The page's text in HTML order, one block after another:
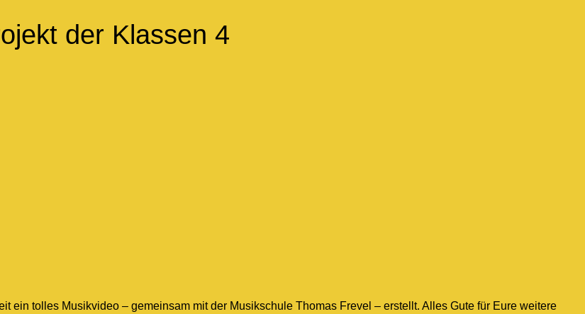
der Klassen 4
ein tolles Musikvideo – gemeinsam mit der Musikschule Thomas Frevel – erstellt. Alles Gute für Eure weitere